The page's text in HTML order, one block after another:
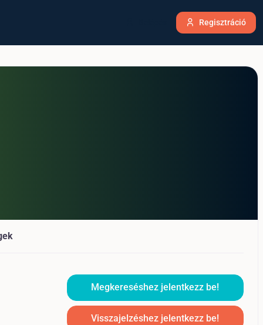
Regisztráció
Megkereséshez jelentkezz be!
Visszajelzéshez jelentkezz be!